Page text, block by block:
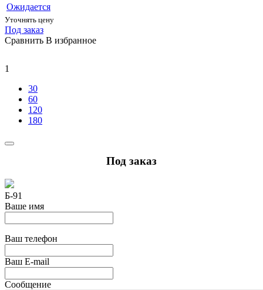
Ожидается
Уточнять цену
Под заказ
Сравнить В избранное
1
30
60
120
180
Под заказ
Б-91
Ваше имя
Ваш телефон
Ваш E-mail
Сообщение